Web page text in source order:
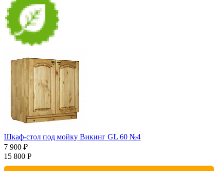
Шкаф-стол под мойку Викинг GL 60 №4
7 900 ₽
15 800 Р